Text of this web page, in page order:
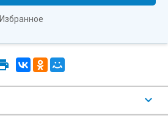
Избранное